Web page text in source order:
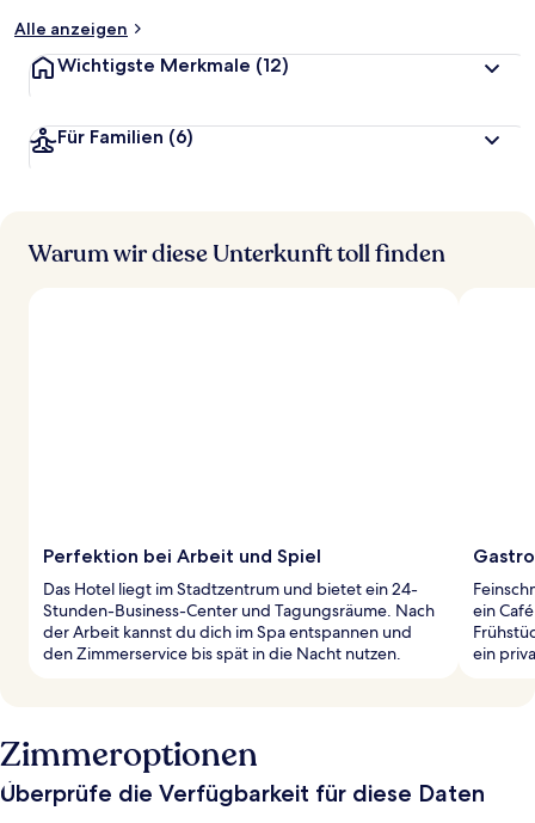
Alle anzeigen
Wichtigste Merkmale (12)
Für Familien (6)
Warum wir diese Unterkunft toll finden
Perfektion bei Arbeit und Spiel
Das Hotel liegt im Stadtzentrum und bietet ein 24-
Stunden-Business-Center und Tagungsräume. Nach
der Arbeit kannst du dich im Spa entspannen und
den Zimmerservice bis spät in die Nacht nutzen.
ein
ein
Zimmeroptionen
Überprüfe die Verfügbarkeit für diese Daten